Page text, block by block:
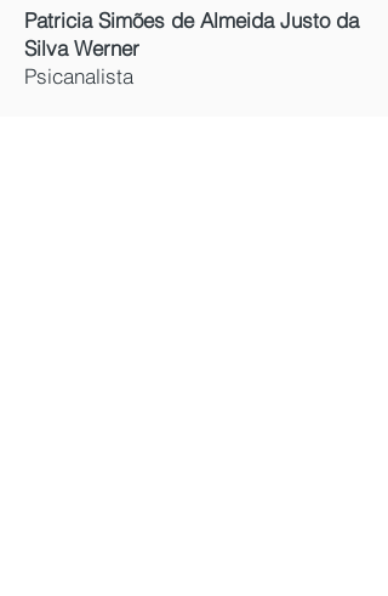
Patricia Simões de Almeida Justo da
Silva Werner
Psicanalista